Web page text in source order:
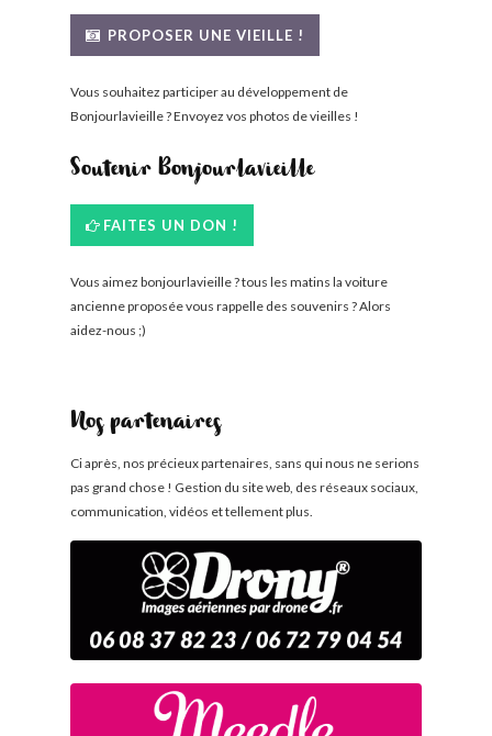
PROPOSER UNE VIEILLE !
Vous souhaitez participer au développement de
Bonjourlavieille ? Envoyez vos photos de vieilles !
Soutenir Bonjourlavieille
FAITES UN DON !
Vous aimez bonjourlavieille ? tous les matins la voiture
ancienne proposée vous rappelle des souvenirs ? Alors
aidez-nous ;)
Nos partenaires
Ci après, nos précieux partenaires, sans qui nous ne serions
pas grand chose ! Gestion du site web, des réseaux sociaux,
communication, vidéos et tellement plus.